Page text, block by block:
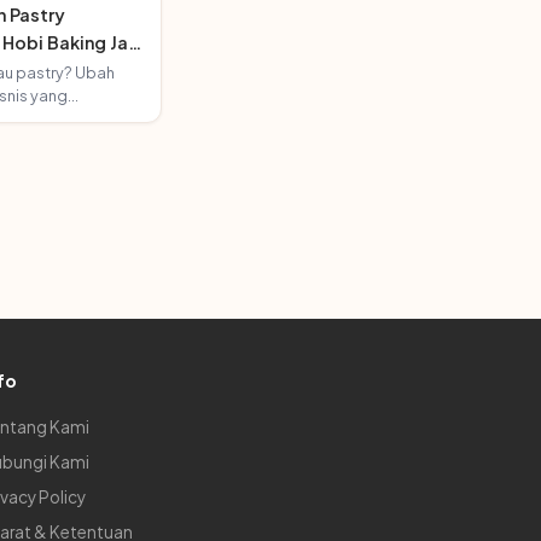
Pastry
Baking Jadi
pastry? Ubah
yang
memulai
Kami
Kami
Policy
& Ketentuan